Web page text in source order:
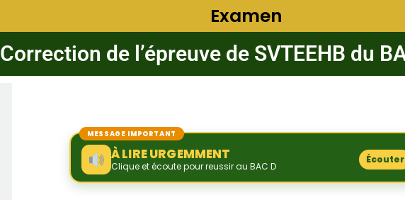
Examen
Correction de l’épreuve de SVTEEHB du
MESSAGE IMPORTANT
À LIRE URGEMMENT
Clique et écoute pour reussir au BAC D
Écouter